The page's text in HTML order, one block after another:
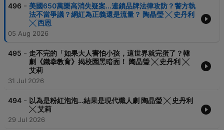
496 - 美國650萬樂高消失疑案...連鎖品牌法律攻防？警方執
法不當爭議？網紅為正義還是流量？ 陶晶瑩 ╳ 史丹利
╳ 西恩
05 Aug 2026
495 - 走不完的「如果大人害怕小孩，這世界就完蛋了？韓
劇《鐵拳教育》揭校園黑暗面！ 陶晶瑩 ╳ 史丹利 ╳
艾莉
31 Jul 2026
494 - 以為是粉紅泡泡…結果是現代職人劇 陶晶瑩 ╳ 史丹利
╳ 艾莉
29 Jul 2026